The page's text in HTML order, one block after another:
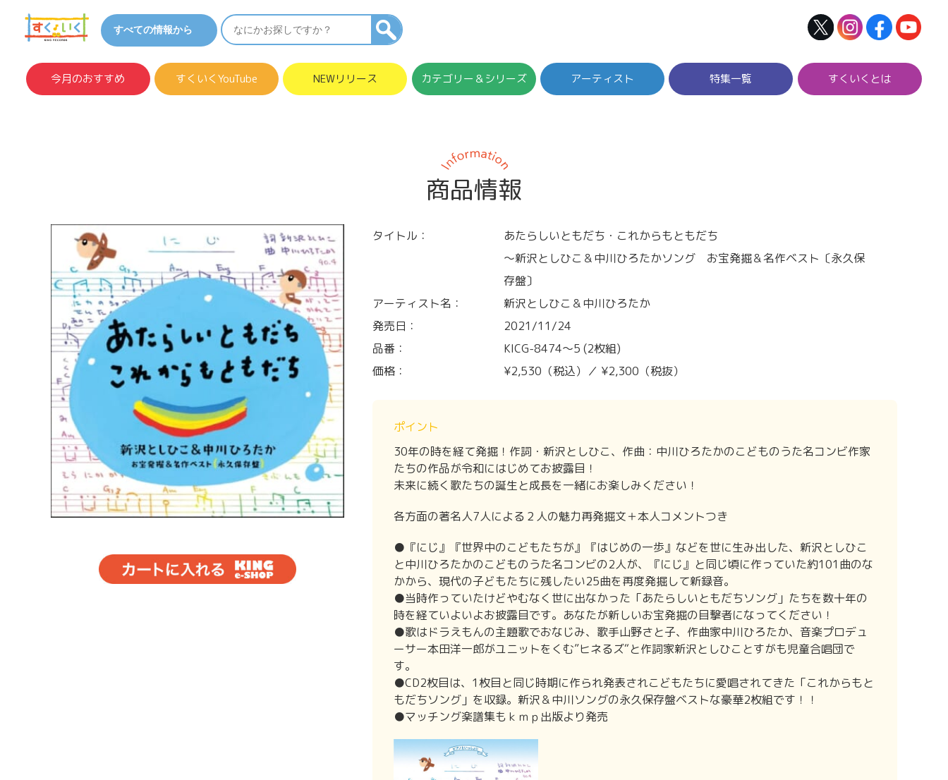
今月のおすすめ すくいくYouTube NEWリリース カテゴリー＆シリーズ アーティスト 特集一覧 すくいくとは
商品情報
タイトル：
あたらしいともだち・これからもともだち
～新沢としひこ＆中川ひろたかソング お宝発掘＆名作ベスト〔永久保
存盤〕
アーティスト名：
新沢としひこ＆中川ひろたか
発売日：
2021/11/24
品番：
KICG-8474～5 (2枚組)
価格：
¥2,530（税込）／ ¥2,300（税抜）
ポイント
30年の時を経て発掘！作詞・新沢としひこ、作曲：中川ひろたかのこどものうた名コンビ作家
たちの作品が令和にはじめてお披露目！
未来に続く歌たちの誕生と成長を一緒にお楽しみください！
各方面の著名人7人による２人の魅力再発掘文＋本人コメントつき
●『にじ』『世界中のこどもたちが』『はじめの一歩』などを世に生み出した、新沢としひこ
と中川ひろたかのこどものうた名コンビの2人が、『にじ』と同じ頃に作っていた約101曲のな
かから、現代の子どもたちに残したい25曲を再度発掘して新録音。
●当時作っていたけどやむなく世に出なかった「あたらしいともだちソング」たちを数十年の
時を経ていよいよお披露目です。あなたが新しいお宝発掘の目撃者になってください！
●歌はドラえもんの主題歌でおなじみ、歌手山野さと子、作曲家中川ひろたか、音楽プロデュ
ーサー本田洋一郎がユニットをくむ”ヒネるズ“と作詞家新沢としひことすがも児童合唱団で
す。
●CD2枚目は、1枚目と同じ時期に作られ発表されこどもたちに愛唱されてきた「これからもと
もだちソング」を収録。新沢＆中川ソングの永久保存盤ベストな豪華2枚組です！！
●マッチング楽譜集もｋｍｐ出版より発売